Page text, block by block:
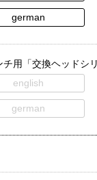
german
用「交換ヘッドシ
english
german